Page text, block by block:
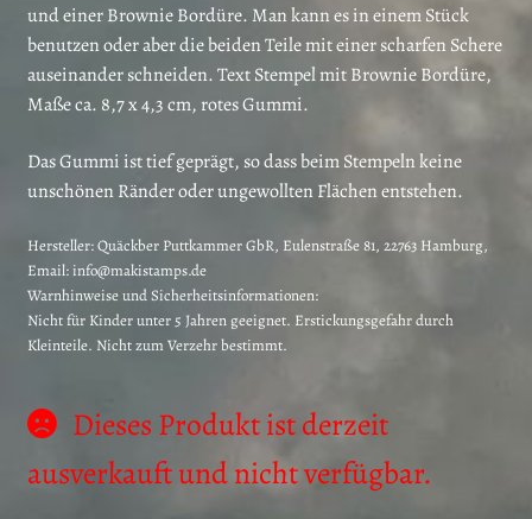
und einer Brownie Bordüre. Man kann es in einem Stück
benutzen oder aber die beiden Teile mit einer scharfen Schere
auseinander schneiden. Text Stempel mit Brownie Bordüre,
Maße ca. 8,7 x 4,3 cm, rotes Gummi.
Das Gummi ist tief geprägt, so dass beim Stempeln keine
unschönen Ränder oder ungewollten Flächen entstehen.
Hersteller:Quäckber Puttkammer GbR, Eulenstraße 81, 22763 Hamburg,
Email: info@makistamps.de
Warnhinweise und Sicherheitsinformationen:
Nicht für Kinder unter 5 Jahren geeignet. Erstickungsgefahr durch
Kleinteile. Nicht zum Verzehr bestimmt.
Dieses Produkt ist derzeit
ausverkauft und nicht verfügbar.